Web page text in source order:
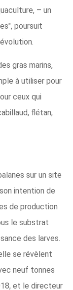
– un
poursuit
gras marins,
à utiliser pour
ceux qui
flétan,
sur un site
intention de
de production
le substrat
des larves.
se révèlent
neuf tonnes
et le directeur